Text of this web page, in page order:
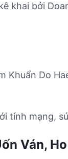
khai bởi
Khuẩn Do
tính mạng,
Ván,